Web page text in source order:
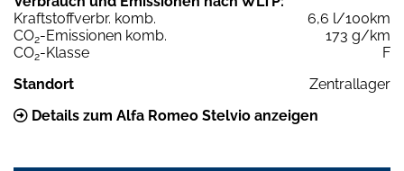
Kraftstoffverbr. komb.
6,6 l/100km
CO2-Emissionen komb.
173 g/km
CO2-Klasse
F
Standort
Zentrallager
Details zum Alfa Romeo Stelvio anzeigen